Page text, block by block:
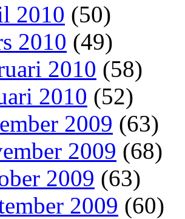
2010 (50)
2010 (49)
2010 (58)
2010 (52)
2009 (63)
2009 (68)
2009 (63)
2009 (60)